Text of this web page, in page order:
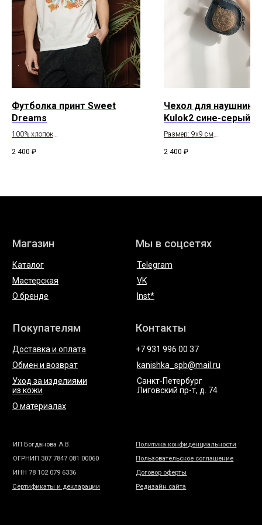
Футболка принт Sweet
Dreams
100% хлопок
2 400 ₽
Чехол для
Kulok2 сине-серый
Размер: 9x9 см
2 400 ₽
Telegram
* компания Meta, которой принадлежат Instagram и WhatsApp
запрещена в России